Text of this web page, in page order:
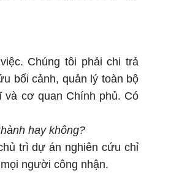
Chúng tôi phải chi trả
bối cảnh, quản lý toàn bộ
và cơ quan Chính phủ. Có
hay không?
trì dự án nghiên cứu chỉ
người công nhận.